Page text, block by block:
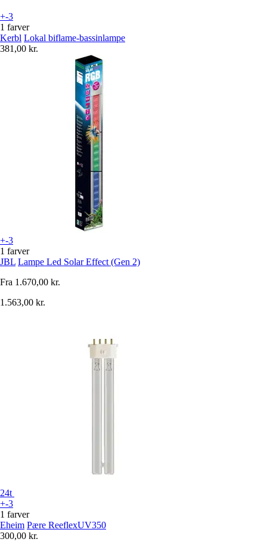
+-3
1 farver
Kerbl Lokal biflame-bassinlampe
381,00 kr.
+-3
1 farver
JBL Lampe Led Solar Effect (Gen 2)
Fra 1.670,00 kr.
1.563,00 kr.
24t
+-3
1 farver
Eheim Pære ReeflexUV350
300,00 kr.